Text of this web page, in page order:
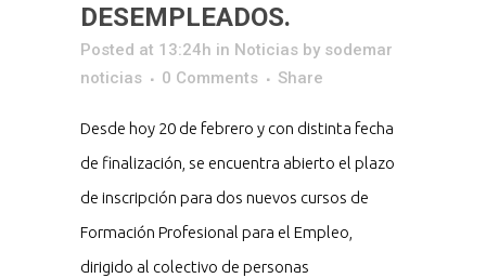
DESEMPLEADOS.
Posted at 13:24h in Noticias by sodemar
noticias
0 Comments Share
Desde hoy 20 de febrero y con distinta fecha
de finalización, se encuentra abierto el plazo
de inscripción para dos nuevos cursos de
Formación Profesional para el Empleo,
dirigido al colectivo de personas